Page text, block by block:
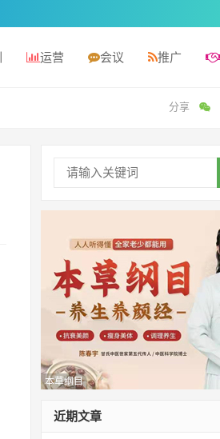
运营 会议 推广
本草纲目
近期文章